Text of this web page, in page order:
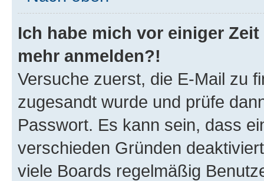
Ich habe mich vor einiger
mehr anmelden?!
Versuche zuerst, die E-Mail zu
zugesandt wurde und prüfe
Passwort. Es kann sein, dass
verschieden Gründen
viele Boards regelmäßig